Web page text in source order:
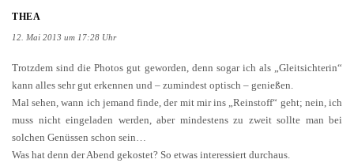
THEA
12. Mai 2013 um 17:28 Uhr
Trotzdem sind die Photos gut geworden, denn sogar ich als „Gleitsichterin“
kann alles sehr gut erkennen und – zumindest optisch – genießen.
Mal sehen, wann ich jemand finde, der mit mir ins „Reinstoff“ geht; nein, ich
muss nicht eingeladen werden, aber mindestens zu zweit sollte man bei
solchen Genüssen schon sein…
Was hat denn der Abend gekostet? So etwas interessiert durchaus.